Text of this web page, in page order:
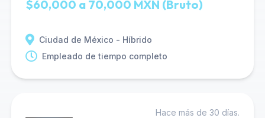
$60,000 a 70,000 MXN (Bruto)
Ciudad de México - Híbrido
Empleado de tiempo completo
Hace más de 30 días.